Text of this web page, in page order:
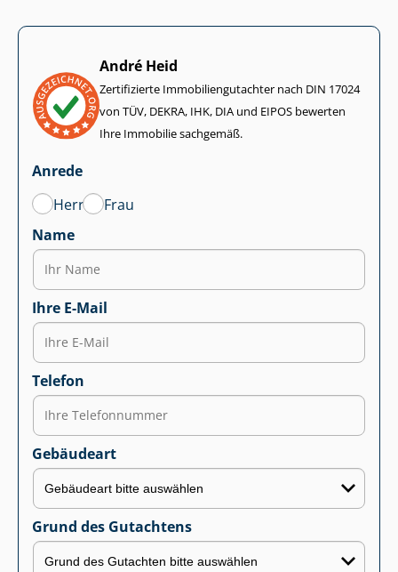
André Heid
Zertifizierte Im­mo­bi­li­en­gut­ach­ter nach DIN 17024
von TÜV, DEKRA, IHK, DIA und EIPOS bewerten
Ihre Immobilie sachgemäß.
Anrede
Herr
Frau
Name
Ihre E-Mail
Telefon
Gebäudeart
Grund des Gutachtens